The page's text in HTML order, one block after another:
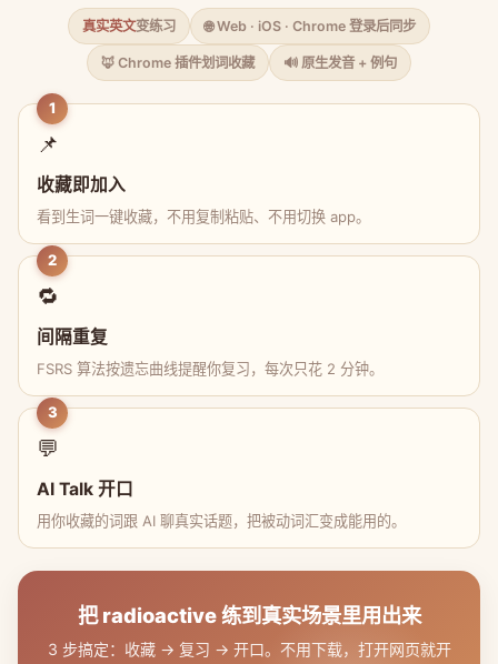
真实英文变练习 🌐 Web · iOS · Chrome 登录后同步
🦊 Chrome 插件划词收藏 🔊 原生发音 + 例句
1
📌
收藏即加入
看到生词一键收藏，不用复制粘贴、不用切换 app。
2
🔁
间隔重复
FSRS 算法按遗忘曲线提醒你复习，每次只花 2 分钟。
3
💬
AI Talk 开口
用你收藏的词跟 AI 聊真实话题，把被动词汇变成能用的。
把 radioactive 练到真实场景里用出来
3 步搞定：收藏 → 复习 → 开口。不用下载，打开网页就开